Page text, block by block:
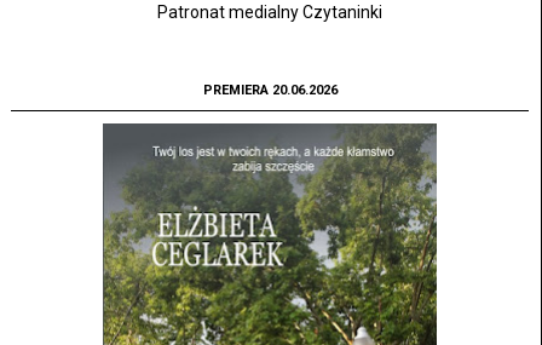
Patronat medialny Czytaninki
PREMIERA 20.06.2026